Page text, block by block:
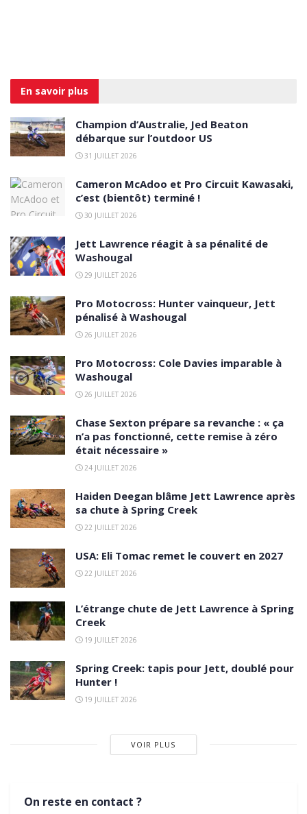
En savoir plus
Champion d’Australie, Jed Beaton
débarque sur l’outdoor US
31 JUILLET 2026
Cameron McAdoo et Pro Circuit Kawasaki,
c’est (bientôt) terminé !
30 JUILLET 2026
Jett Lawrence réagit à sa pénalité de
Washougal
29 JUILLET 2026
Pro Motocross: Hunter vainqueur, Jett
pénalisé à Washougal
26 JUILLET 2026
Pro Motocross: Cole Davies imparable à
Washougal
26 JUILLET 2026
Chase Sexton prépare sa revanche : « ça
n’a pas fonctionné, cette remise à zéro
était nécessaire »
24 JUILLET 2026
Haiden Deegan blâme Jett Lawrence après
sa chute à Spring Creek
22 JUILLET 2026
USA: Eli Tomac remet le couvert en 2027
22 JUILLET 2026
L’étrange chute de Jett Lawrence à Spring
Creek
19 JUILLET 2026
Spring Creek: tapis pour Jett, doublé pour
Hunter !
19 JUILLET 2026
VOIR PLUS
On reste en contact ?